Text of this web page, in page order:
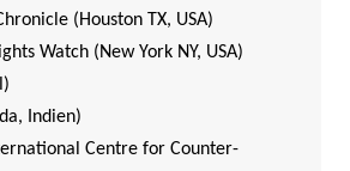
(Houston TX, USA)
Watch (New York NY, USA)
Indien)
Centre for Counter-